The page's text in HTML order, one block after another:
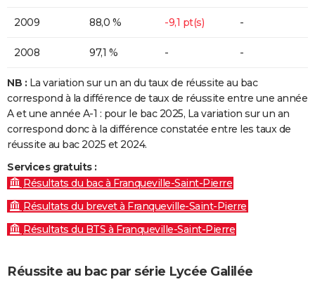
2009 88,0 % -9,1 pt(s) -
2008 97,1 % - -
NB : La variation sur un an du taux de réussite au bac
correspond à la différence de taux de réussite entre une année
A et une année A-1 : pour le bac 2025, La variation sur un an
correspond donc à la différence constatée entre les taux de
réussite au bac 2025 et 2024.
Services gratuits :
Résultats du bac à Franqueville-Saint-Pierre
Résultats du brevet à Franqueville-Saint-Pierre
Résultats du BTS à Franqueville-Saint-Pierre
Réussite au bac par série Lycée Galilée